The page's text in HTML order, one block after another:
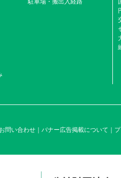
お問い合わせ バナー広告掲載について